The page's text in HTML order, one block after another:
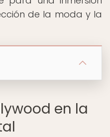
de la moda y la
en la